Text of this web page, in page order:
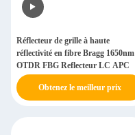
Réflecteur de grille à haute
réflectivité en fibre Bragg 1650nm
OTDR FBG Reflecteur LC APC
Obtenez le meilleur prix